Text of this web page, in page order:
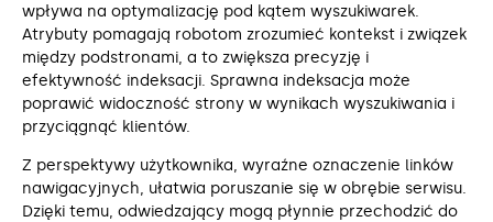
wpływa na optymalizację pod kątem wyszukiwarek.
Atrybuty pomagają robotom zrozumieć kontekst i związek
między podstronami, a to zwiększa precyzję i
efektywność indeksacji. Sprawna indeksacja może
poprawić widoczność strony w wynikach wyszukiwania i
przyciągnąć klientów.
Z perspektywy użytkownika, wyraźne oznaczenie linków
nawigacyjnych, ułatwia poruszanie się w obrębie serwisu.
Dzięki temu, odwiedzający mogą płynnie przechodzić do